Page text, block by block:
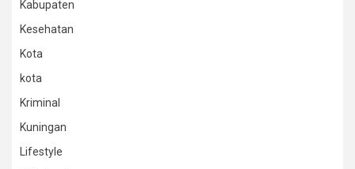
Kabupaten
Kesehatan
Kota
kota
Kriminal
Kuningan
Lifestyle